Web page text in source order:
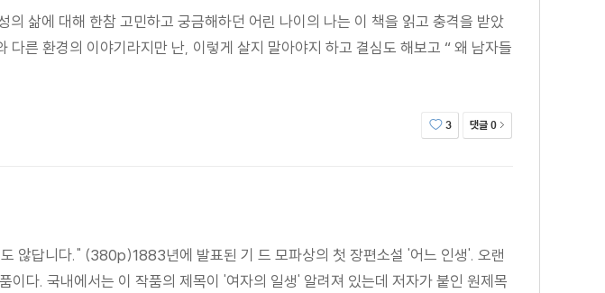
단편소설 약 300편을 쓰는 등 열정적으로 작품 활동을 했다. 시력 장애와 척추 통증,
사실주의의 대표 작가 헨리 제임스는 모파상을 “길 위의 사자”에 비유하며, 같은 길을
상 수상 작가인 로제 베르셀은 “거의 병적이다 싶을 정도로 놀라운 감수성을 타고나서
남은 모파상의 문체는 시간에 부식되지 않는다.”고 말하기도 했다. 그러한 찬사들에
삶을 통해 인생 전반에 대한 그만의 통찰을, 삶의 ‘초라한 진실’을 보여 주려 한 것으로
통찰하는 작품이라는 얘기다. 한마디로, 이 작품을 통해 모파상이 말하려는 건, ‘보라,
민하지도 않는다. 그러면서도 세세하게 인물의 심리를 보여주고 있어서, 모파상을 읽는
이 어떤 것인지 알고 싶다면 이 책을 읽는 게 좋겠다. 『여자의 일생』이 아니라 『어느
의 삶에 대해 한참 고민하고 궁금해하던 어린 나이의 나는 이 책을 읽고 충격을 받았
른 환경의 이야기라지만 난, 이렇게 살지 말아야지 하고 결심도 해보고 “ 왜 남자들
3 댓글 0
않답니다." (380p)1883년에 발표된 기 드 모파상의 첫 장편소설 '어느 인생'. 오랜
다. 국내에서는 이 작품의 제목이 '여자의 일생' 알려져 있는데 저자가 붙인 원제목